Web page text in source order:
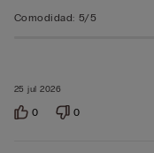
25 jul 2026
Comodidad: 5/5
0 0